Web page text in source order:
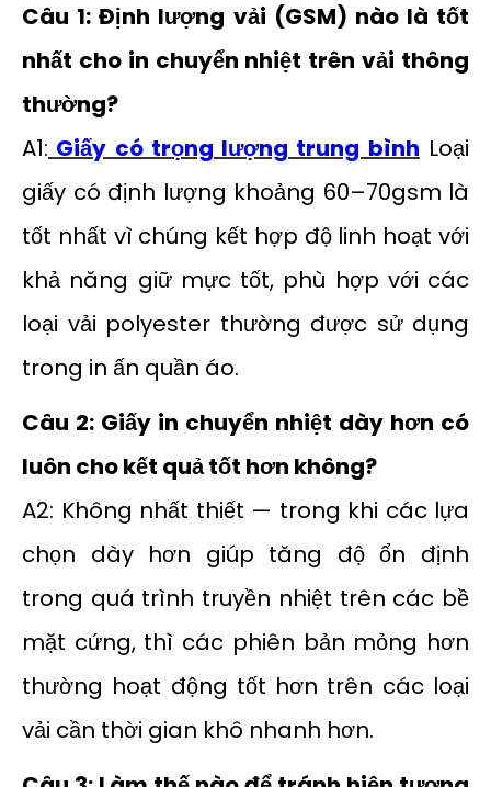
Câu 1: Định lượng vải (GSM) nào là tốt
nhất cho in chuyển nhiệt trên vải thông
thường?
A1: Giấy có trọng lượng trung bình Loại
giấy có định lượng khoảng 60–70gsm là
tốt nhất vì chúng kết hợp độ linh hoạt với
khả năng giữ mực tốt, phù hợp với các
loại vải polyester thường được sử dụng
trong in ấn quần áo.
Câu 2: Giấy in chuyển nhiệt dày hơn có
luôn cho kết quả tốt hơn không?
A2: Không nhất thiết — trong khi các lựa
chọn dày hơn giúp tăng độ ổn định
trong quá trình truyền nhiệt trên các bề
mặt cứng, thì các phiên bản mỏng hơn
thường hoạt động tốt hơn trên các loại
vải cần thời gian khô nhanh hơn.